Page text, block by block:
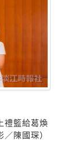
禮籃給葛煥
陳國琛）